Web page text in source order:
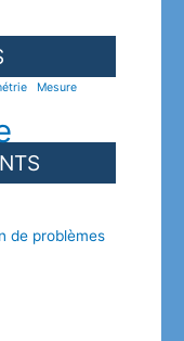
Mesure
de problèmes